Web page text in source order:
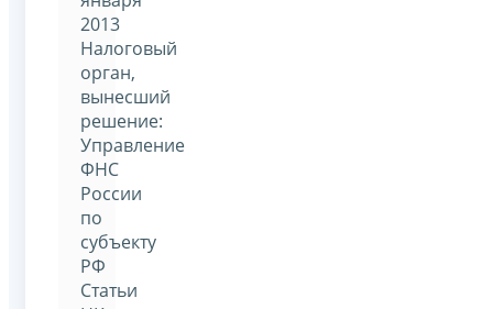
2013
Налоговый
орган,
вынесший
решение:
Управление
ФНС
России
по
субъекту
РФ
Статьи